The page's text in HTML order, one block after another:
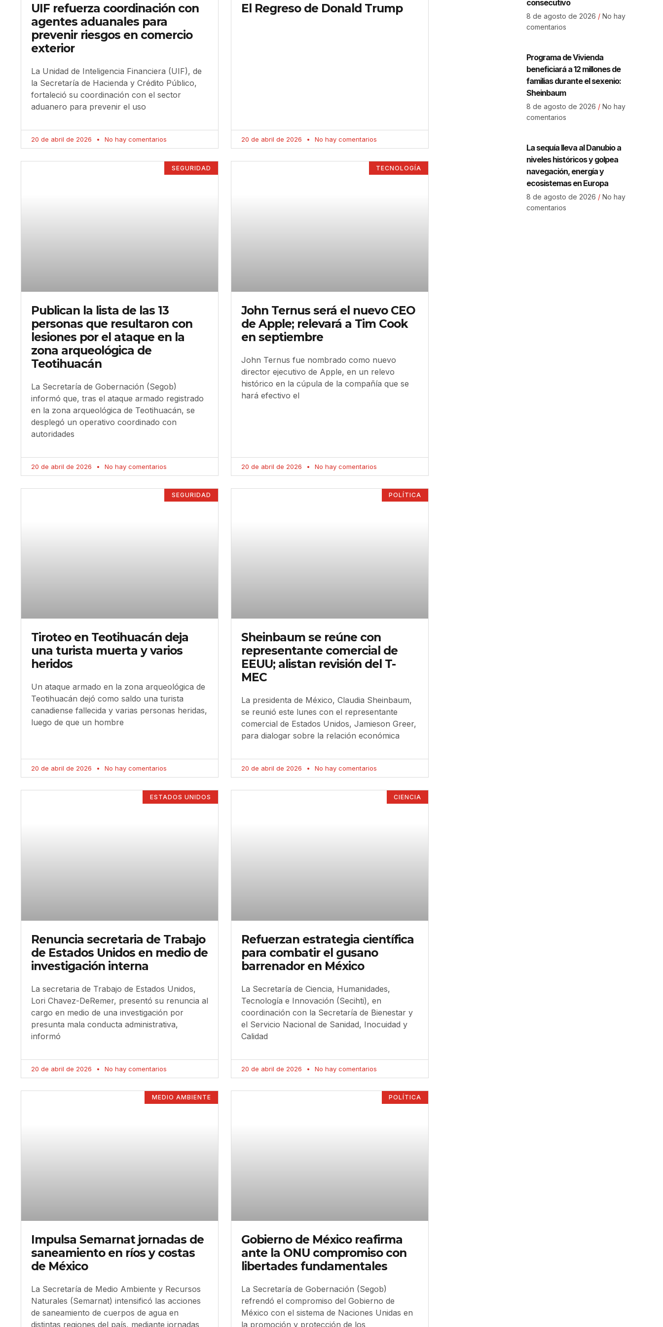
UIF refuerza coordinación con
agentes aduanales para
prevenir riesgos en comercio
exterior
La Unidad de Inteligencia Financiera (UIF), de
la Secretaría de Hacienda y Crédito Público,
fortaleció su coordinación con el sector
aduanero para prevenir el uso
20 de abril de 2026 No hay comentarios
El Regreso de Donald Trump
20 de abril de 2026 No hay comentarios
SEGURIDAD
Publican la lista de las 13
personas que resultaron con
lesiones por el ataque en la
zona arqueológica de
Teotihuacán
La Secretaría de Gobernación (Segob)
informó que, tras el ataque armado registrado
en la zona arqueológica de Teotihuacán, se
desplegó un operativo coordinado con
autoridades
20 de abril de 2026 No hay comentarios
TECNOLOGÍA
John Ternus será el nuevo CEO
de Apple; relevará a Tim Cook
en septiembre
John Ternus fue nombrado como nuevo
director ejecutivo de Apple, en un relevo
histórico en la cúpula de la compañía que se
hará efectivo el
20 de abril de 2026 No hay comentarios
SEGURIDAD
Tiroteo en Teotihuacán deja
una turista muerta y varios
heridos
Un ataque armado en la zona arqueológica de
Teotihuacán dejó como saldo una turista
canadiense fallecida y varias personas heridas,
luego de que un hombre
20 de abril de 2026 No hay comentarios
POLÍTICA
Sheinbaum se reúne con
representante comercial de
EEUU; alistan revisión del T-
MEC
La presidenta de México, Claudia Sheinbaum,
se reunió este lunes con el representante
comercial de Estados Unidos, Jamieson Greer,
para dialogar sobre la relación económica
20 de abril de 2026 No hay comentarios
ESTADOS UNIDOS
Renuncia secretaria de Trabajo
de Estados Unidos en medio de
investigación interna
La secretaria de Trabajo de Estados Unidos,
Lori Chavez-DeRemer, presentó su renuncia al
cargo en medio de una investigación por
presunta mala conducta administrativa,
informó
20 de abril de 2026 No hay comentarios
CIENCIA
Refuerzan estrategia científica
para combatir el gusano
barrenador en México
La Secretaría de Ciencia, Humanidades,
Tecnología e Innovación (Secihti), en
coordinación con la Secretaría de Bienestar y
el Servicio Nacional de Sanidad, Inocuidad y
Calidad
20 de abril de 2026 No hay comentarios
MEDIO AMBIENTE
Impulsa Semarnat jornadas de
saneamiento en ríos y costas
de México
La Secretaría de Medio Ambiente y Recursos
Naturales (Semarnat) intensificó las acciones
de saneamiento de cuerpos de agua en
distintas regiones del país, mediante jornadas
POLÍTICA
Gobierno de México reafirma
ante la ONU compromiso con
libertades fundamentales
La Secretaría de Gobernación (Segob)
refrendó el compromiso del Gobierno de
México con el sistema de Naciones Unidas en
la promoción y protección de los
consecutivo
8 de agosto de 2026 No hay
comentarios
Programa de Vivienda
beneficiará a 12 millones de
familias durante el sexenio:
Sheinbaum
8 de agosto de 2026 No hay
comentarios
La sequía lleva al Danubio a
niveles históricos y golpea
navegación, energía y
ecosistemas en Europa
8 de agosto de 2026 No hay
comentarios